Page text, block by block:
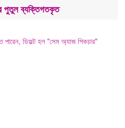
পুতুল ব্যক্তিগতকৃত
পারেন, ডিফল্ট হল "সেম অ্যাজ পিকচার"